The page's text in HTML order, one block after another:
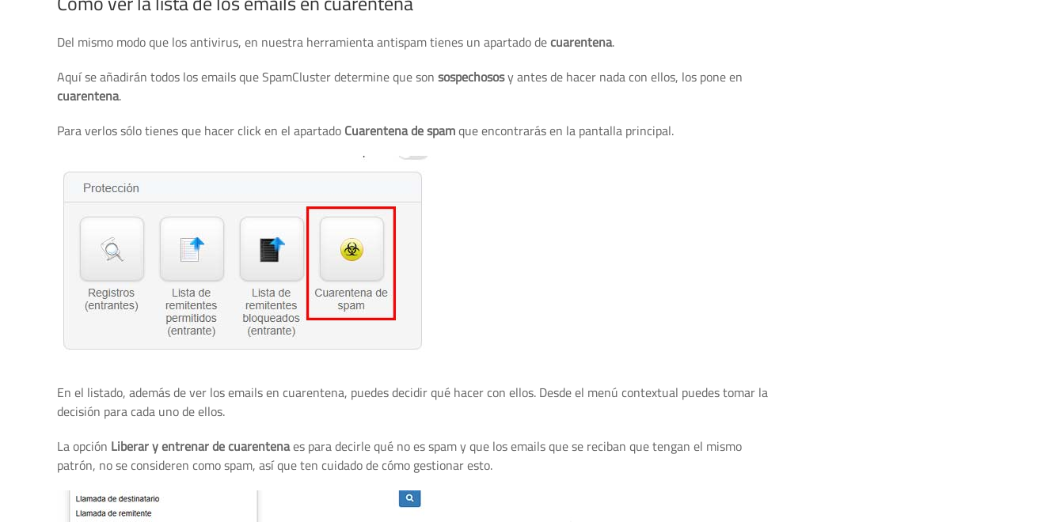
Del mismo modo que los antivirus, en nuestra herramienta antispam tienes un apartado decuarentena.
Aquí se añadirán todos los emails que SpamCluster determine que sonsospechososy antes de hacer nada con ellos, los pone en
cuarentena.
Para verlos sólo tienes que hacer click en el apartadoCuarentena de spamque encontrarás en la pantalla principal.
En el listado, además de ver los emails en cuarentena, puedes decidir qué hacer con ellos. Desde el menú contextual puedes tomar la
decisión para cada uno de ellos.
La opción Liberar y entrenar de cuarentenaes para decirle qué no es spam y que los emails que se reciban que tengan el mismo
patrón, no se consideren como spam, así que ten cuidado de cómo gestionar esto.